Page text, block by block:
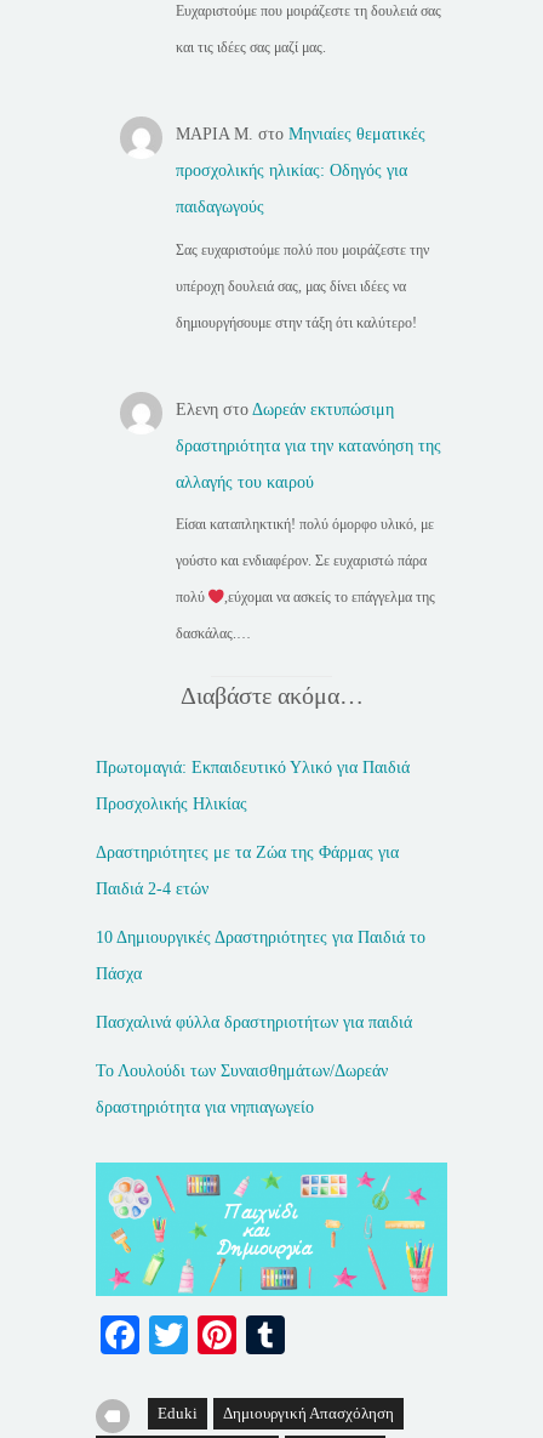
Ευχαριστούμε που μοιράζεστε τη δουλειά σας
και τις ιδέες σας μαζί μας.
ΜΑΡΙΑ Μ. στο Μηνιαίες θεματικές
προσχολικής ηλικίας: Οδηγός για
παιδαγωγούς
Σας ευχαριστούμε πολύ που μοιράζεστε την
υπέροχη δουλειά σας, μας δίνει ιδέες να
δημιουργήσουμε στην τάξη ότι καλύτερο!
Ελενηστο Δωρεάν εκτυπώσιμη
δραστηριότητα για την κατανόηση της
αλλαγής του καιρού
Είσαι καταπληκτική! πολύ όμορφο υλικό, με
γούστο και ενδιαφέρον. Σε ευχαριστώ πάρα
πολύ ,εύχομαι να ασκείς το επάγγελμα της
δασκάλας.…
Διαβάστε ακόμα…
Πρωτομαγιά: Εκπαιδευτικό Υλικό για Παιδιά
Προσχολικής Ηλικίας
Δραστηριότητες με τα Ζώα της Φάρμας για
Παιδιά 2-4 ετών
10 Δημιουργικές Δραστηριότητες για Παιδιά το
Πάσχα
Πασχαλινά φύλλα δραστηριοτήτων για παιδιά
Το Λουλούδι των Συναισθημάτων/Δωρεάν
δραστηριότητα για νηπιαγωγείο
Facebook
TwitterPinterest
Eduki Δημιουργική Απασχόληση